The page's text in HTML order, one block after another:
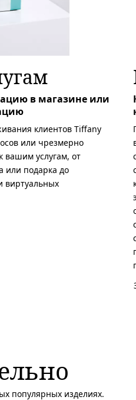
в магазине или
клиентов Tiffany
или чрезмерно
вашим услугам, от
или подарка до
виртуальных
популярных изделиях.